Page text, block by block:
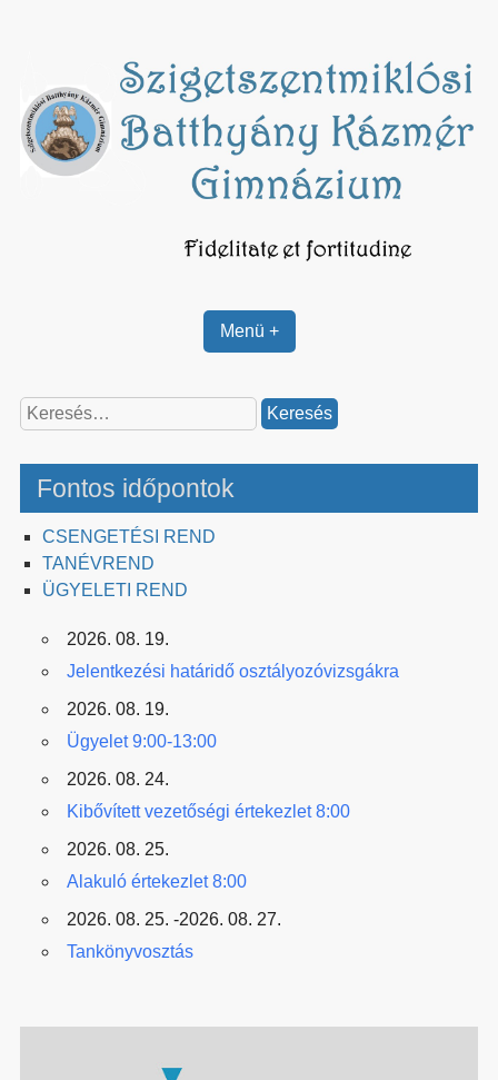
Menü +
Keresés:
Fontos időpontok
CSENGETÉSI REND
TANÉVREND
ÜGYELETI REND
2026. 08. 19.
Jelentkezési határidő osztályozóvizsgákra
2026. 08. 19.
Ügyelet 9:00-13:00
2026. 08. 24.
Kibővített vezetőségi értekezlet 8:00
2026. 08. 25.
Alakuló értekezlet 8:00
2026. 08. 25. -2026. 08. 27.
Tankönyvosztás